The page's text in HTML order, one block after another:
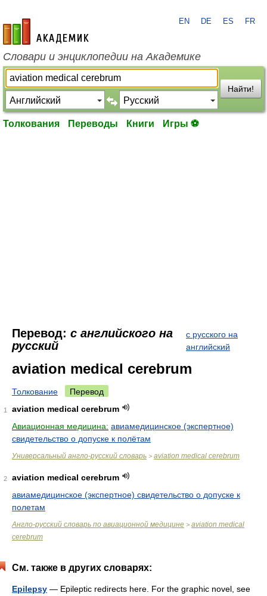
academic.ru
EN DE ES FR
Словари и энциклопедии на Академике
Найти!
Толкования Переводы Книги Игры ⚽
Перевод: с английского на
русский
с русского на
английский
aviation medical cerebrum
Толкование Перевод
1
aviation medical cerebrum
Авиационная медицина: авиамедицинское (экспертное)
свидетельство о допуске к полётам
Универсальный англо-русский словарь > aviation medical cerebrum
2
aviation medical cerebrum
авиамедицинское (экспертное) свидетельство о допуске к
полетам
Англо-русский словарь по авиационной медицине > aviation medical
cerebrum
См. также в других словарях:
Epilepsy — Epileptic redirects here. For the graphic novel, see